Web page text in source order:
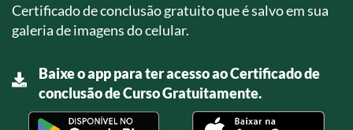
Certificado de conclusão gratuito que é salvo em sua
galeria de imagens do celular.
Baixe o app para ter acesso ao Certificado de
conclusão de Curso Gratuitamente.